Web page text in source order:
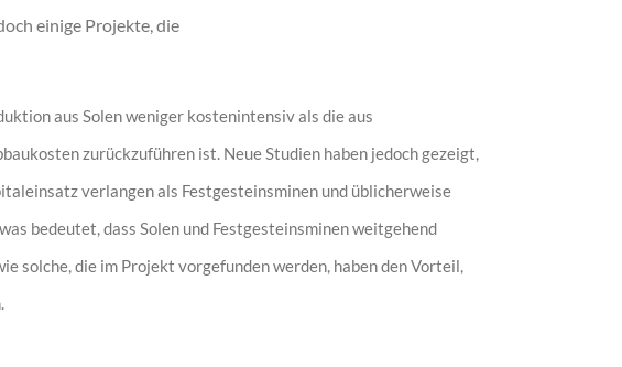
einige Projekte, die
aus Solen weniger kostenintensiv als die aus
zurückzuführen ist. Neue Studien haben jedoch gezeigt,
verlangen als Festgesteinsminen und üblicherweise
bedeutet, dass Solen und Festgesteinsminen weitgehend
solche, die im Projekt vorgefunden werden, haben den Vorteil,